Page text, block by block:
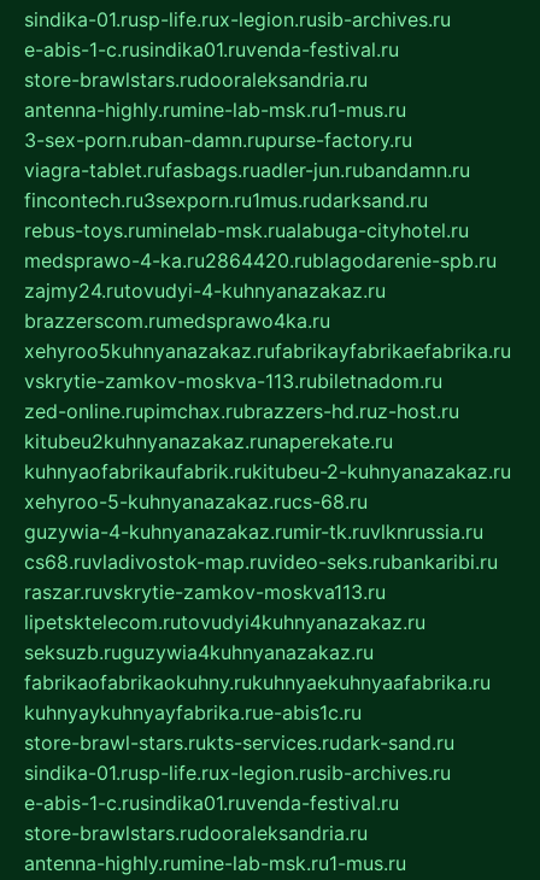
sindika-01.rusp-life.rux-legion.rusib-archives.ru
e-abis-1-c.rusindika01.ruvenda-festival.ru
store-brawlstars.rudooraleksandria.ru
antenna-highly.rumine-lab-msk.ru1-mus.ru
3-sex-porn.ruban-damn.rupurse-factory.ru
viagra-tablet.rufasbags.ruadler-jun.rubandamn.ru
fincontech.ru3sexporn.ru1mus.rudarksand.ru
rebus-toys.ruminelab-msk.rualabuga-cityhotel.ru
medsprawo-4-ka.ru2864420.rublagodarenie-spb.ru
zajmy24.rutovudyi-4-kuhnyanazakaz.ru
brazzerscom.rumedsprawo4ka.ru
xehyroo5kuhnyanazakaz.rufabrikayfabrikaefabrika.ru
vskrytie-zamkov-moskva-113.rubiletnadom.ru
zed-online.rupimchax.rubrazzers-hd.ruz-host.ru
kitubeu2kuhnyanazakaz.runaperekate.ru
kuhnyaofabrikaufabrik.rukitubeu-2-kuhnyanazakaz.ru
xehyroo-5-kuhnyanazakaz.rucs-68.ru
guzywia-4-kuhnyanazakaz.rumir-tk.ruvlknrussia.ru
cs68.ruvladivostok-map.ruvideo-seks.rubankaribi.ru
raszar.ruvskrytie-zamkov-moskva113.ru
lipetsktelecom.rutovudyi4kuhnyanazakaz.ru
seksuzb.ruguzywia4kuhnyanazakaz.ru
fabrikaofabrikaokuhny.rukuhnyaekuhnyaafabrika.ru
kuhnyaykuhnyayfabrika.rue-abis1c.ru
store-brawl-stars.rukts-services.rudark-sand.ru
sindika-01.rusp-life.rux-legion.rusib-archives.ru
e-abis-1-c.rusindika01.ruvenda-festival.ru
store-brawlstars.rudooraleksandria.ru
antenna-highly.rumine-lab-msk.ru1-mus.ru